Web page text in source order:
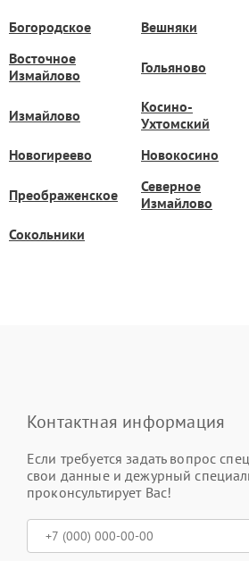
Богородское Вешняки
Восточное
Измайлово
Гольяново
Измайлово
Косино-
Ухтомский
Новогиреево Новокосино
Преображенское
Северное
Измайлово
Сокольники
Контактная информация
Если требуется задать вопрос
свои данные и дежурный
проконсультирует Вас!